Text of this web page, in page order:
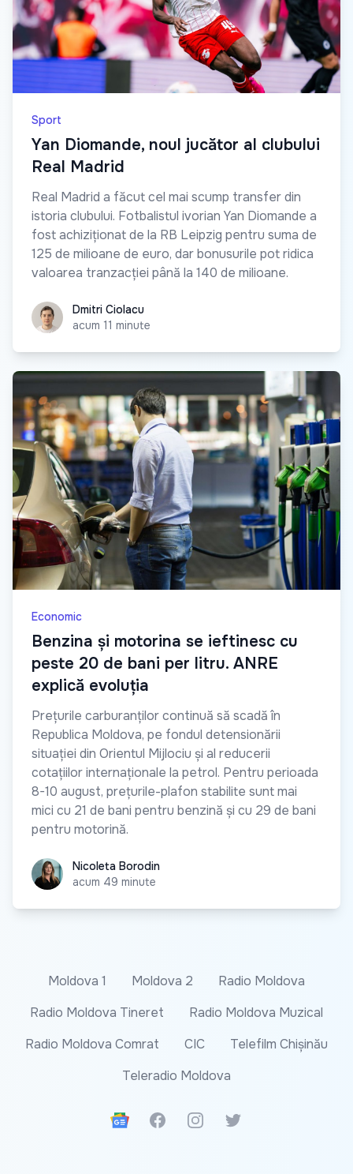
Sport
Yan Diomande, noul jucător al clubului
Real Madrid
Real Madrid a făcut cel mai scump transfer din
istoria clubului. Fotbalistul ivorian Yan Diomande a
fost achiziționat de la RB Leipzig pentru suma de
125 de milioane de euro, dar bonusurile pot ridica
valoarea tranzacției până la 140 de milioane.
Dmitri Ciolacu
Dmitri Ciolacu
acum 11 minute
Economic
Benzina și motorina se ieftinesc cu
peste 20 de bani per litru. ANRE
explică evoluția
Prețurile carburanților continuă să scadă în
Republica Moldova, pe fondul detensionării
situației din Orientul Mijlociu și al reducerii
cotațiilor internaționale la petrol. Pentru perioada
8-10 august, prețurile-plafon stabilite sunt mai
mici cu 21 de bani pentru benzină și cu 29 de bani
pentru motorină.
Nicoleta Borodin
Nicoleta Borodin
acum 49 minute
Moldova 1 Moldova 2
Radio Moldova
Radio Moldova Tineret
Radio Moldova Muzical
Radio Moldova Comrat
CIC
Telefilm Chișinău
Teleradio Moldova
Google News
FacebookInstagramTwitter